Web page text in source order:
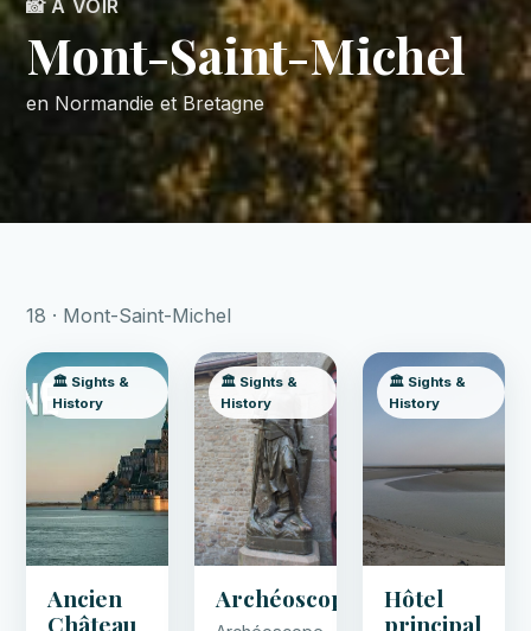
📸 À VOIR
Mont-Saint-Michel
en Normandie et Bretagne
18 · Mont-Saint-Michel
🏛️ Sights &
History
Ancien
Château
🏛️ Sights &
History
Archéoscope
🏛️ Sights &
History
Hôtel
principal